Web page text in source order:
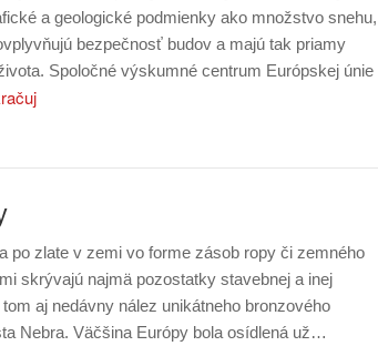
a geologické podmienky ako množstvo snehu,
bezpečnosť budov a majú tak priamy
Spoločné výskumné centrum Európskej únie
po zlate v zemi vo forme zásob ropy či zemného
skrývajú najmä pozostatky stavebnej a inej
aj nedávny nález unikátneho bronzového
Nebra. Väčšina Európy bola osídlená už…